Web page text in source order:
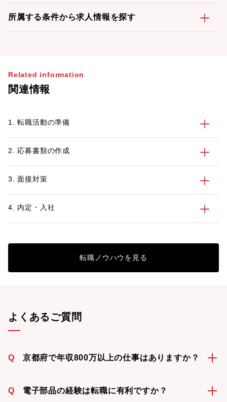
所属する条件から求人情報を探す
Related information
関連情報
1. 転職活動の準備
2. 応募書類の作成
3. 面接対策
4. 内定・入社
転職ノウハウを見る
よくあるご質問
Q 京都府で年収800万以上の仕事はありますか？
Q 電子部品の経験は転職に有利ですか？